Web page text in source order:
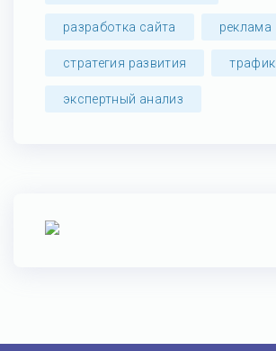
разработка сайта реклама
стратегия развития трафик
экспертный анализ